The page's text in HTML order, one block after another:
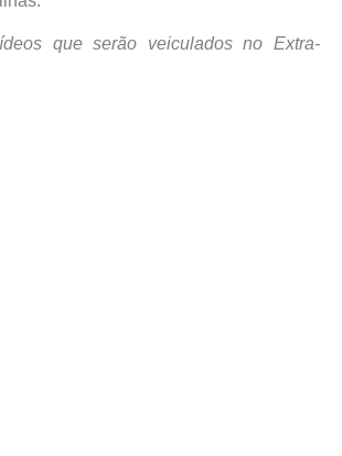
que serão veiculados no Extra-